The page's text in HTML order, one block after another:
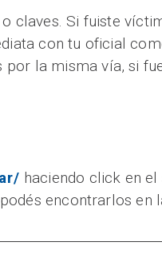
claves. Si fuiste
con tu oficial
la misma vía, si
haciendo click en
encontrarlos